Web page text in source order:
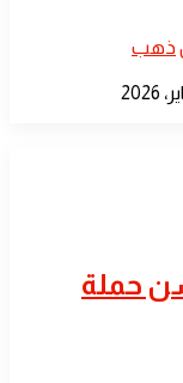
ذهب
حملة